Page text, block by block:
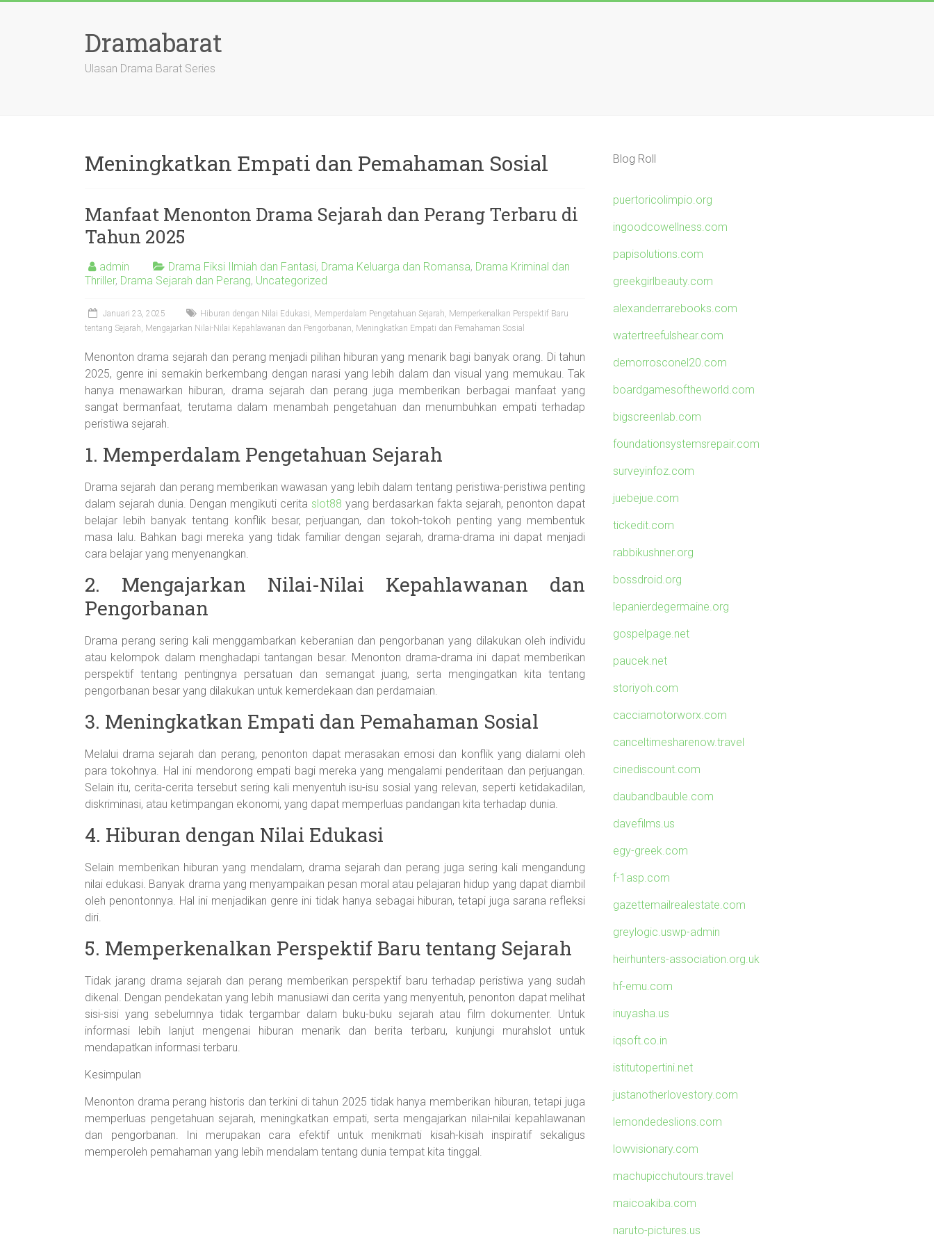
Dramabarat
Ulasan Drama Barat Series
Meningkatkan Empati dan Pemahaman Sosial
Manfaat Menonton Drama Sejarah dan Perang Terbaru di
Tahun 2025
admin Drama Fiksi Ilmiah dan Fantasi, Drama Keluarga dan Romansa, Drama Kriminal dan
Thriller, Drama Sejarah dan Perang, Uncategorized
Januari 23, 2025 Hiburan dengan Nilai Edukasi, Memperdalam Pengetahuan Sejarah, Memperkenalkan Perspektif Baru
tentang Sejarah, Mengajarkan Nilai-Nilai Kepahlawanan dan Pengorbanan, Meningkatkan Empati dan Pemahaman Sosial
Menonton drama sejarah dan perang menjadi pilihan hiburan yang menarik bagi banyak orang. Di tahun
2025, genre ini semakin berkembang dengan narasi yang lebih dalam dan visual yang memukau. Tak
hanya menawarkan hiburan, drama sejarah dan perang juga memberikan berbagai manfaat yang
sangat bermanfaat, terutama dalam menambah pengetahuan dan menumbuhkan empati terhadap
peristiwa sejarah.
1. Memperdalam Pengetahuan Sejarah
Drama sejarah dan perang memberikan wawasan yang lebih dalam tentang peristiwa-peristiwa penting
dalam sejarah dunia. Dengan mengikuti cerita slot88 yang berdasarkan fakta sejarah, penonton dapat
belajar lebih banyak tentang konflik besar, perjuangan, dan tokoh-tokoh penting yang membentuk
masa lalu. Bahkan bagi mereka yang tidak familiar dengan sejarah, drama-drama ini dapat menjadi
cara belajar yang menyenangkan.
2. Mengajarkan Nilai-Nilai Kepahlawanan dan
Pengorbanan
Drama perang sering kali menggambarkan keberanian dan pengorbanan yang dilakukan oleh individu
atau kelompok dalam menghadapi tantangan besar. Menonton drama-drama ini dapat memberikan
perspektif tentang pentingnya persatuan dan semangat juang, serta mengingatkan kita tentang
pengorbanan besar yang dilakukan untuk kemerdekaan dan perdamaian.
3. Meningkatkan Empati dan Pemahaman Sosial
Melalui drama sejarah dan perang, penonton dapat merasakan emosi dan konflik yang dialami oleh
para tokohnya. Hal ini mendorong empati bagi mereka yang mengalami penderitaan dan perjuangan.
Selain itu, cerita-cerita tersebut sering kali menyentuh isu-isu sosial yang relevan, seperti ketidakadilan,
diskriminasi, atau ketimpangan ekonomi, yang dapat memperluas pandangan kita terhadap dunia.
4. Hiburan dengan Nilai Edukasi
Selain memberikan hiburan yang mendalam, drama sejarah dan perang juga sering kali mengandung
nilai edukasi. Banyak drama yang menyampaikan pesan moral atau pelajaran hidup yang dapat diambil
oleh penontonnya. Hal ini menjadikan genre ini tidak hanya sebagai hiburan, tetapi juga sarana refleksi
diri.
5. Memperkenalkan Perspektif Baru tentang Sejarah
Tidak jarang drama sejarah dan perang memberikan perspektif baru terhadap peristiwa yang sudah
dikenal. Dengan pendekatan yang lebih manusiawi dan cerita yang menyentuh, penonton dapat melihat
sisi-sisi yang sebelumnya tidak tergambar dalam buku-buku sejarah atau film dokumenter. Untuk
informasi lebih lanjut mengenai hiburan menarik dan berita terbaru, kunjungi murahslot untuk
mendapatkan informasi terbaru.
Kesimpulan
Menonton drama perang historis dan terkini di tahun 2025 tidak hanya memberikan hiburan, tetapi juga
memperluas pengetahuan sejarah, meningkatkan empati, serta mengajarkan nilai-nilai kepahlawanan
dan pengorbanan. Ini merupakan cara efektif untuk menikmati kisah-kisah inspiratif sekaligus
memperoleh pemahaman yang lebih mendalam tentang dunia tempat kita tinggal.
Blog Roll
puertoricolimpio.org
ingoodcowellness.com
papisolutions.com
greekgirlbeauty.com
alexanderrarebooks.com
watertreefulshear.com
demorrosconel20.com
boardgamesoftheworld.com
bigscreenlab.com
foundationsystemsrepair.com
surveyinfoz.com
juebejue.com
tickedit.com
rabbikushner.org
bossdroid.org
lepanierdegermaine.org
gospelpage.net
paucek.net
storiyoh.com
cacciamotorworx.com
canceltimesharenow.travel
cinediscount.com
daubandbauble.com
davefilms.us
egy-greek.com
f-1asp.com
gazettemailrealestate.com
greylogic.uswp-admin
heirhunters-association.org.uk
hf-emu.com
inuyasha.us
iqsoft.co.in
istitutopertini.net
justanotherlovestory.com
lemondedeslions.com
lowvisionary.com
machupicchutours.travel
maicoakiba.com
naruto-pictures.us